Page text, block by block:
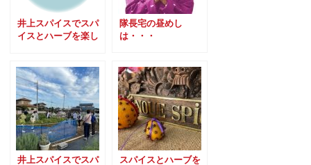
井上スパイスでスパ
イスとハーブを楽し
隊長宅の昼めし
は・・・
井上スパイスでスパ スパイスとハーブを